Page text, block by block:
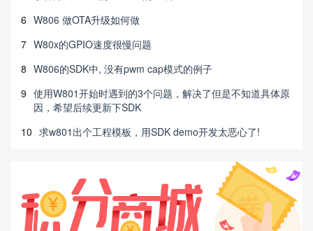
6 W806 做OTA升级如何做
7 W80x的GPIO速度很慢问题
8 W806的SDK中, 没有pwm cap模式的例子
9 使用W801开始时遇到的3个问题，解决了但是不知道具体原
因，希望后续更新下SDK
10 求w801出个工程模板，用SDK demo开发太恶心了!